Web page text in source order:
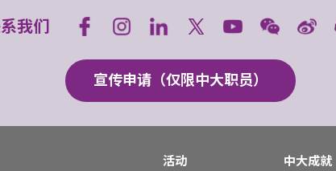
我们
宣传申请（仅限中大职员）
活动 中大成就